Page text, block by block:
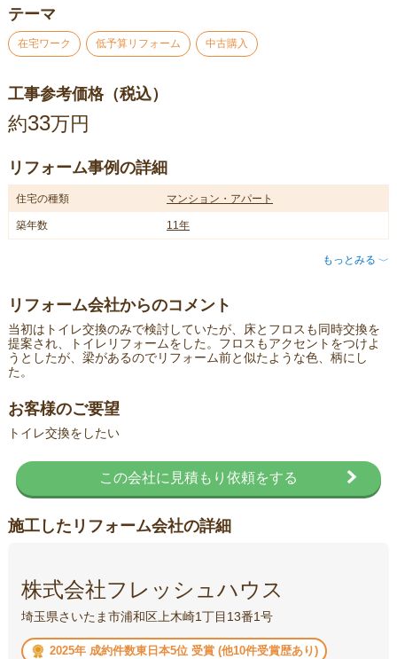
テーマ
在宅ワーク 低予算リフォーム 中古購入
工事参考価格（税込）
約33万円
リフォーム事例の詳細
住宅の種類 マンション・アパート
築年数 11年
もっとみる 〈
リフォーム会社からのコメント
当初はトイレ交換のみで検討していたが、床とフロスも同時交換を
提案され、トイレリフォームをした。フロスもアクセントをつけよ
うとしたが、梁があるのでリフォーム前と似たような色、柄にし
た。
お客様のご要望
トイレ交換をしたい
この会社に見積もり依頼をする
施工したリフォーム会社の詳細
株式会社フレッシュハウス
埼玉県さいたま市浦和区上木崎1丁目13番1号
2025年 成約件数東日本5位 受賞 (他10件受賞歴あり)